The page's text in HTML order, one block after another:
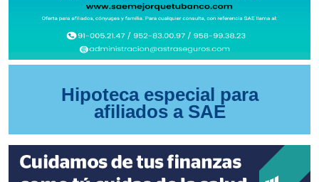
Hipoteca especial para
afiliados a SAE